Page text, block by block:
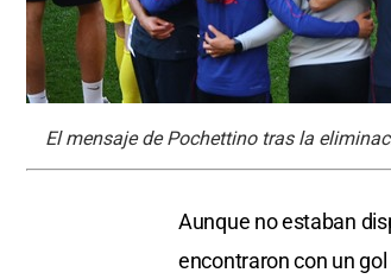
El mensaje de Pochettino tras la
Aunque no estaban
encontraron con un